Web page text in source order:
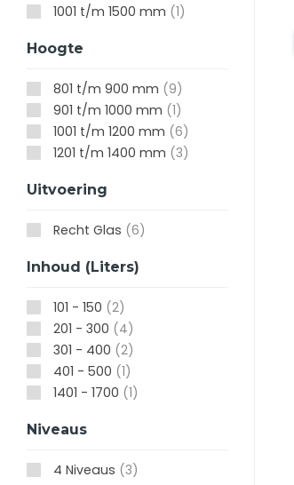
1001 t/m 1500 mm (1)
Hoogte
801 t/m 900 mm (9)
901 t/m 1000 mm (1)
1001 t/m 1200 mm (6)
1201 t/m 1400 mm (3)
Uitvoering
Recht Glas (6)
Inhoud (Liters)
101 - 150 (2)
201 - 300 (4)
301 - 400 (2)
401 - 500 (1)
1401 - 1700 (1)
Niveaus
4 Niveaus (3)